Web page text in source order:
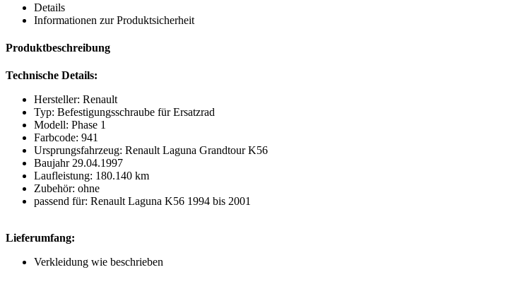
Details
Informationen zur Produktsicherheit
Produktbeschreibung
Technische Details:
Hersteller: Renault
Typ: Befestigungsschraube für Ersatzrad
Modell: Phase 1
Farbcode: 941
Ursprungsfahrzeug: Renault Laguna Grandtour K56
Baujahr 29.04.1997
Laufleistung: 180.140 km
Zubehör: ohne
passend für: Renault Laguna K56 1994 bis 2001
Lieferumfang:
Verkleidung wie beschrieben